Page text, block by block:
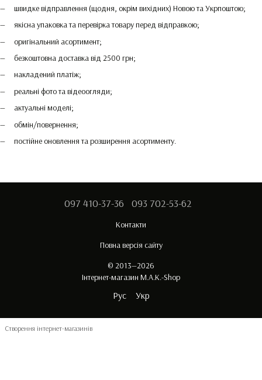
швидке відправлення (щодня, окрім вихідних) Новою та Укрпоштою;
якісна упаковка та перевірка товару перед відправкою;
оригінальний асортимент;
безкоштовна доставка від 2500 грн;
накладений платіж;
реальні фото та відеоогляди;
актуальні моделі;
обмін/повернення;
постійне оновлення та розширення асортименту.
097 410-37-36 093 702-53-62
Контакти
Повна версія сайту
© 2013—2026
Інтернет-магазин M.A.K.-Shop
Рус Укр
Створення інтернет-магазинів